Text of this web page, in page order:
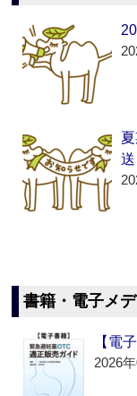
書籍・電子メ
【電
2026